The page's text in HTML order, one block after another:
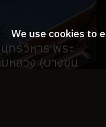
ทรวิหาร พระ
หลวง (บางขุน
We use cookies to